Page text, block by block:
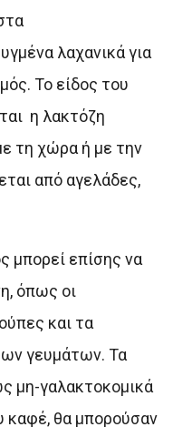
λαχανικά για
Το είδος του
η λακτόζη
τη χώρα ή με την
από αγελάδες,
μπορεί επίσης να
όπως οι
και τα
γευμάτων. Τα
μη-γαλακτοκομικά
καφέ, θα μπορούσαν